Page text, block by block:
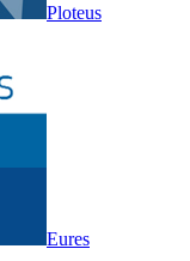
Ploteus
Eures